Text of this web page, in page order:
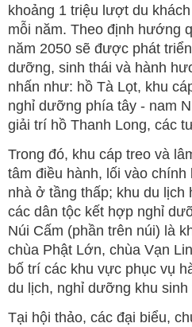
khoảng 1 triệu lượt du
mỗi năm. Theo định hướng
năm 2050 sẽ được phát
dưỡng, sinh thái và hành
nhấn như: hồ Tà Lọt, khu
nghỉ dưỡng phía tây - nam
giải trí hồ Thanh Long, các
Trong đó, khu cáp treo và
tâm điều hành, lối vào
nhà ở tầng thấp; khu du lịch
các dân tộc kết hợp nghỉ
Núi Cấm (phần trên núi) là
chùa Phật Lớn, chùa Vạn
bố trí các khu vực phục vụ
du lịch, nghỉ dưỡng khu
Tại hội thảo, các đại biểu,